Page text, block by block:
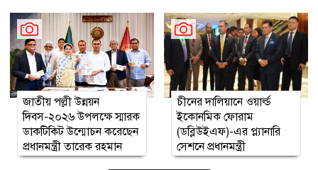
জাতীয় পল্লী উন্নয়ন
দিবস-২০২৬ উপলক্ষে স্মারক
ডাকটিকিট উন্মোচন করেছেন
প্রধানমন্ত্রী তারেক রহমান
চীনের দালিয়ানে ওয়ার্ল্ড
ইকোনমিক ফোরাম
(ডব্লিউইএফ)-এর প্ল্যানারি
সেশনে প্রধানমন্ত্রী